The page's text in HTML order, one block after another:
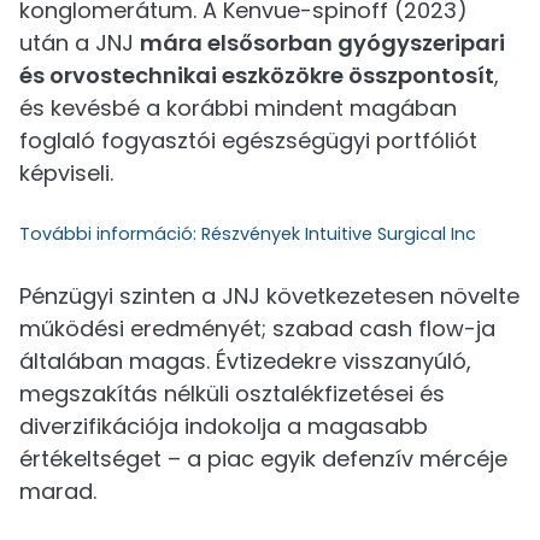
konglomerátum. A Kenvue-spinoff (2023)
után a JNJ mára elsősorban gyógyszeripari
és orvostechnikai eszközökre összpontosít,
és kevésbé a korábbi mindent magában
foglaló fogyasztói egészségügyi portfóliót
képviseli.
További információ: Részvények Intuitive Surgical Inc
Pénzügyi szinten a JNJ következetesen növelte
működési eredményét; szabad cash flow-ja
általában magas. Évtizedekre visszanyúló,
megszakítás nélküli osztalékfizetései és
diverzifikációja indokolja a magasabb
értékeltséget – a piac egyik defenzív mércéje
marad.